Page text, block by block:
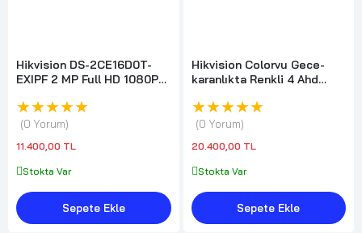
Hikvision DS-2CE16D0T-
EXIPF 2 MP Full HD 1080P
Seti 6'lı
★★★★★
0 Yorum
11.400,00 TL
Stokta Var
Sepete Ekle
Hikvision Colorvu Gece-
karanlıkta Renkli 4 Ahd
Kuruluma Hazır Set
★★★★★
0 Yorum
20.400,00 TL
Stokta Var
Sepete Ekle